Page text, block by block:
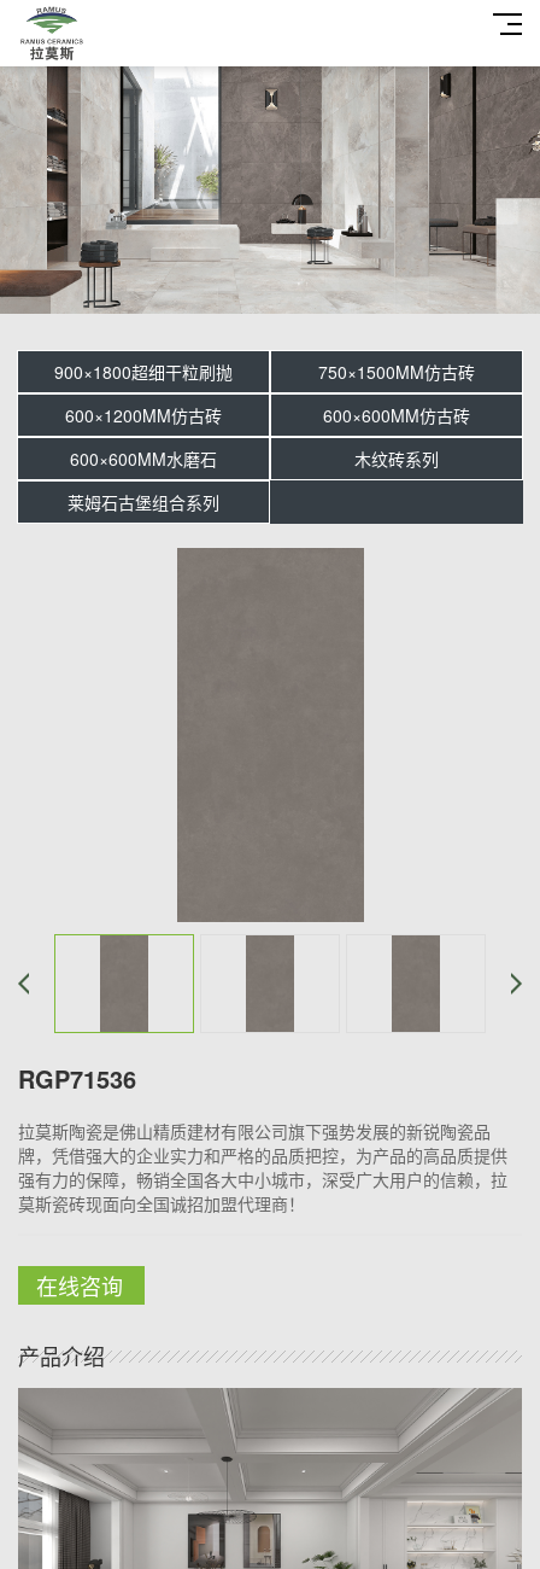
900×1800超细干粒刷抛
750×1500MM仿古砖
600×1200MM仿古砖
600×600MM仿古砖
600×600MM水磨石
木纹砖系列
莱姆石古堡组合系列
RGP71536
拉莫斯陶瓷是佛山精质建材有限公司旗下强势发展的新锐陶瓷品
牌，凭借强大的企业实力和严格的品质把控，为产品的高品质提供
强有力的保障，畅销全国各大中小城市，深受广大用户的信赖，拉
莫斯瓷砖现面向全国诚招加盟代理商！
在线咨询
产品介绍